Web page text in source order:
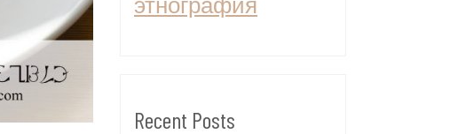
этнография
Recent Posts